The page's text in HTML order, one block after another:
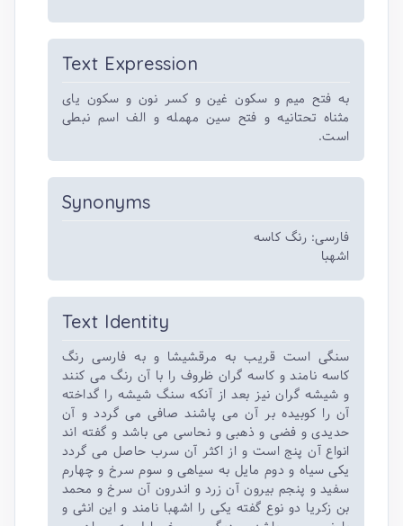
Text Expression
به فتح میم و سکون غین و کسر نون و سکون یای
مثناه تحتانیه و فتح سین مهمله و الف اسم نبطی
است.
Synonyms
فارسی: رنگ کاسه
اشهبا
Text Identity
سنگی است قریب به مرقشیشا و به فارسی رنگ
کاسه نامند و کاسه گران ظروف را با آن رنگ می کنند
و شیشه گران نیز بعد از آنکه سنگ شیشه را گداخته
آن را کوبیده بر آن می پاشند صافی می گردد و آن
حدیدی و فضی و ذهبی و نحاسی می باشد و گفته اند
انواع آن پنج است و از اکثر آن سرب حاصل می گردد
یکی سیاه و دوم مایل به سیاهی و سوم سرخ و چهارم
سفید و پنجم بیرون آن زرد و اندرون آن سرخ و محمد
بن زکریا دو نوع گفته یکی را اشهبا نامند و این انثی و